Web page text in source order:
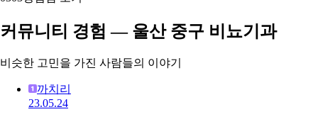
커뮤니티 경험 — 울산 중구 비뇨기과
비슷한 고민을 가진 사람들의 이야기
까치리
23.05.24